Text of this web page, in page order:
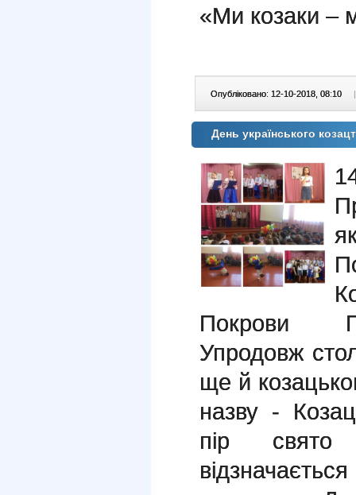
«Ми козаки –
Опубліковано: 12-10-2018, 08:10 |
День українського
Покрови
Упродовж
ще й
назву -
пір